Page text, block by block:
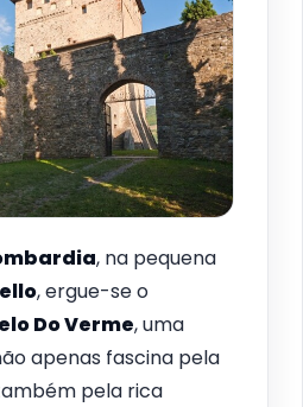
, na pequena
, ergue-se o
Do Verme, uma
apenas fascina pela
pela rica